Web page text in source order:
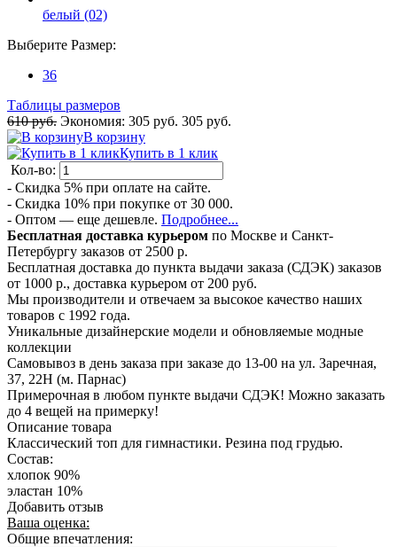
белый (02)
Выберите Размер:
36
Таблицы размеров
610 руб. Экономия: 305 руб. 305 руб.
В корзину
Купить в 1 клик
Кол-во:
- Скидка 5% при оплате на сайте.
- Скидка 10% при покупке от 30 000.
- Оптом — еще дешевле. Подробнее...
Бесплатная доставка курьером по Москве и Санкт-
Петербургу заказов от 2500 р.
Бесплатная доставка до пункта выдачи заказа (СДЭК) заказов
от 1000 р., доставка курьером от 200 руб.
Мы производители и отвечаем за высокое качество наших
товаров с 1992 года.
Уникальные дизайнерские модели и обновляемые модные
коллекции
Самовывоз в день заказа при заказе до 13-00 на ул. Заречная,
37, 22Н (м. Парнас)
Примерочная в любом пункте выдачи СДЭК! Можно заказать
до 4 вещей на примерку!
Описание товара
Классический топ для гимнастики. Резина под грудью.
Состав:
хлопок 90%
эластан 10%
Добавить отзыв
Ваша оценка:
Общие впечатления: